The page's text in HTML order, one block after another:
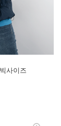
사이즈